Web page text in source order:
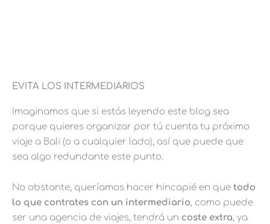
EVITA LOS INTERMEDIARIOS
Imaginamos que si estás leyendo este blog sea
porque quieres organizar por tú cuenta tu próximo
viaje a Bali (o a cualquier lado), así que puede que
sea algo redundante este punto.
No obstante, queríamos hacer hincapié en que todo
lo que contrates con un intermediario, como puede
ser una agencia de viajes, tendrá un coste extra, ya